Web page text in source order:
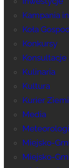
Kampania
Koła
Konkursy
Konsultacje
Kulinaria
Kultura
Kurier
Media
Miejsko-
Miejsko-